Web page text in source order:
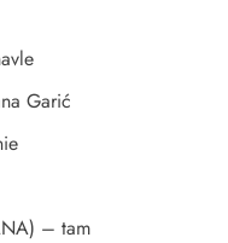
Garić
– tam